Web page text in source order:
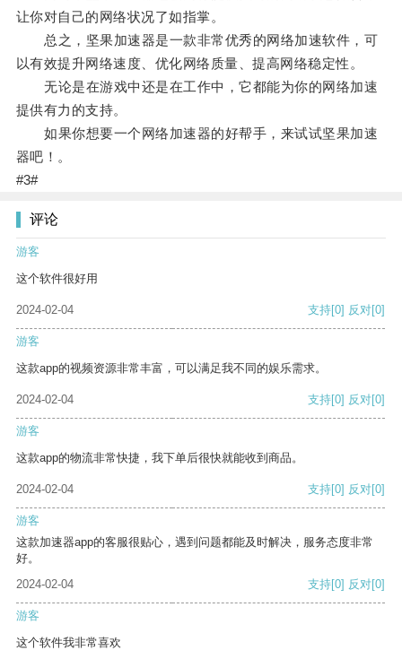
让你对自己的网络状况了如指掌。
总之，坚果加速器是一款非常优秀的网络加速软件，可
以有效提升网络速度、优化网络质量、提高网络稳定性。
无论是在游戏中还是在工作中，它都能为你的网络加速
提供有力的支持。
如果你想要一个网络加速器的好帮手，来试试坚果加速
器吧！。
#3#
评论
游客
这个软件很好用
2024-02-04 支持[0] 反对[0]
游客
这款app的视频资源非常丰富，可以满足我不同的娱乐需求。
2024-02-04 支持[0] 反对[0]
游客
这款app的物流非常快捷，我下单后很快就能收到商品。
2024-02-04 支持[0] 反对[0]
游客
这款加速器app的客服很贴心，遇到问题都能及时解决，服务态度非常
好。
2024-02-04
支持[0] 反对[0]
游客
这个软件我非常喜欢